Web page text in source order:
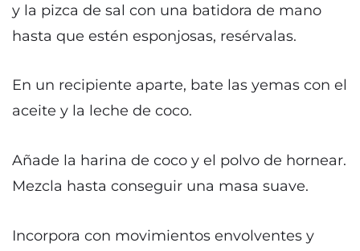
y la pizca de sal con una batidora de mano
hasta que estén esponjosas, resérvalas.
En un recipiente aparte, bate las yemas con el
aceite y la leche de coco.
Añade la harina de coco y el polvo de hornear.
Mezcla hasta conseguir una masa suave.
Incorpora con movimientos envolventes y